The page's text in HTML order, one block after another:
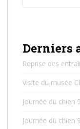
Derniers
Reprise des
Visite du musée
Journée du chien
Journée du chien